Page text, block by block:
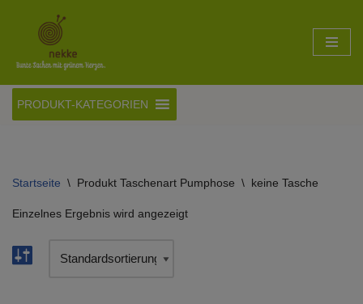
Inhalt
springen
PRODUKT-KATEGORIEN
Startseite \ Produkt Taschenart Pumphose \ keine Tasche
Einzelnes Ergebnis wird angezeigt